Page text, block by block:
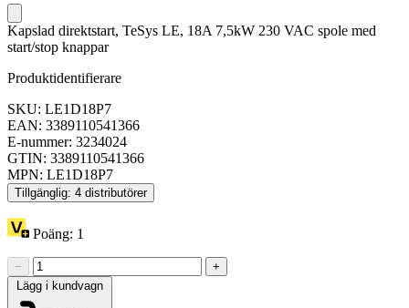
Kapslad direktstart, TeSys LE, 18A 7,5kW 230 VAC spole med
start/stop knappar
Produktidentifierare
SKU: LE1D18P7
EAN: 3389110541366
E-nummer: 3234024
GTIN: 3389110541366
MPN: LE1D18P7
Tillgänglig: 4 distributörer
Poäng: 1
−
+
Lägg i kundvagn